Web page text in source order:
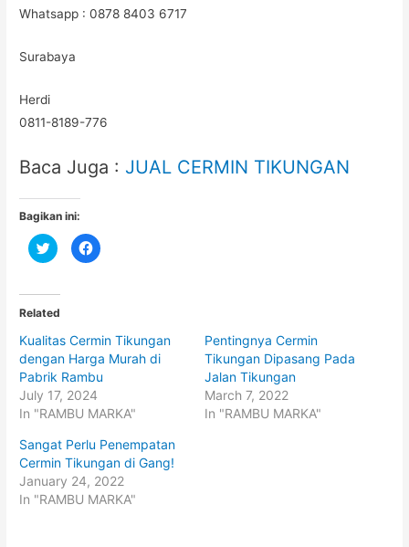
Whatsapp : 0878 8403 6717
Surabaya
Herdi
0811-8189-776
Baca Juga : JUAL CERMIN TIKUNGAN
Bagikan ini:
C
l
t
o
s
a
r
e
o
n
T
w
i
t
e
r
(
O
p
e
C
l
a
r
e
o
n
F
a
c
b
o
o
k
(
O
p
Related
Kualitas Cermin Tikungan
dengan Harga Murah di
Pabrik Rambu
July 17, 2024
In "RAMBU MARKA"
Pentingnya Cermin
Tikungan Dipasang Pada
Jalan Tikungan
March 7, 2022
In "RAMBU MARKA"
Sangat Perlu Penempatan
Cermin Tikungan di Gang!
January 24, 2022
In "RAMBU MARKA"